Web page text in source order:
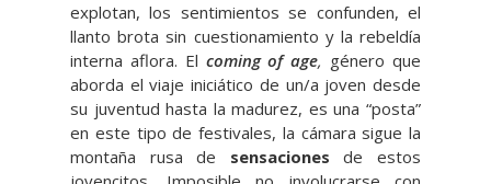
explotan, los sentimientos se confunden, el
llanto brota sin cuestionamiento y la rebeldía
interna aflora. El coming of age, género que
aborda el viaje iniciático de un/a joven desde
su juventud hasta la madurez, es una “posta”
en este tipo de festivales, la cámara sigue la
montaña rusa de sensaciones de estos